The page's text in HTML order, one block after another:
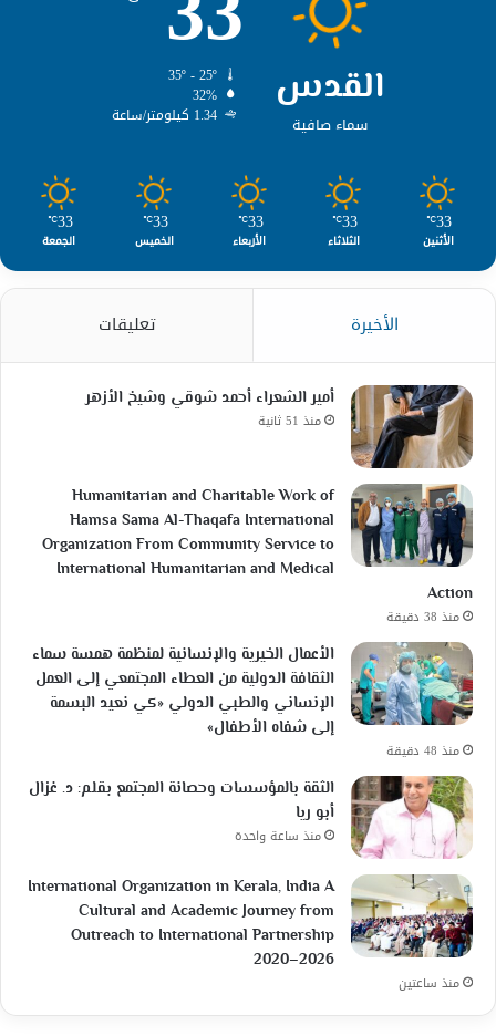
القدس
سماء صافية
32%
1.34 كيلومتر/ساعة
33
℃
الأثنين
33
℃
الثلاثاء
33
℃
الأربعاء
33
℃
الخميس
33
℃
الجمعة
الأخيرة تعليقات
أمير الشعراء أحمد شوقي وشيخ الأزهر
منذ 51 ثانية
Humanitarian and Charitable Work of
Hamsa Sama Al-Thaqafa International
Organization From Community Service to
International Humanitarian and Medical
Action
منذ 38 دقيقة
الأعمال الخيرية والإنسانية لمنظمة همسة سماء
الثقافة الدولية من العطاء المجتمعي إلى العمل
الإنساني والطبي الدولي «كي نعيد البسمة
إلى شفاه الأطفال»
منذ 48 دقيقة
الثقة بالمؤسسات وحصانة المجتمع بقلم: د. غزال
أبو ريا
منذ ساعة واحدة
International Organization in Kerala, India A
Cultural and Academic Journey from
Outreach to International Partnership
2020–2026
منذ ساعتين